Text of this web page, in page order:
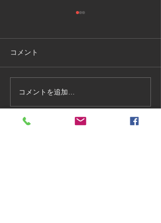
川名教授が ScholarGPS
のHPV領域においてトッ
プ0.5％にラインクインい
コメント
コメントを追加…